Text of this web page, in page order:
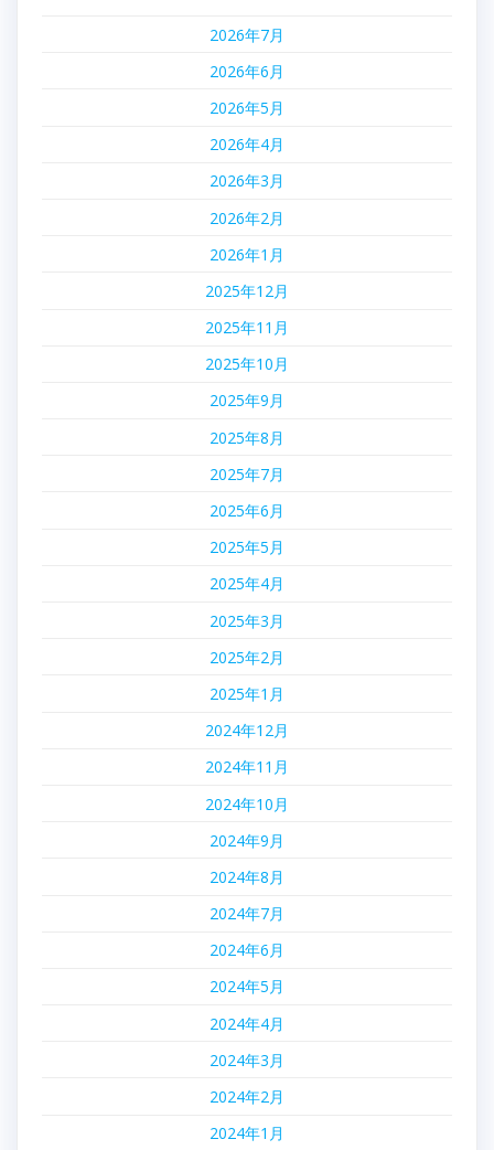
2026年7月
2026年6月
2026年5月
2026年4月
2026年3月
2026年2月
2026年1月
2025年12月
2025年11月
2025年10月
2025年9月
2025年8月
2025年7月
2025年6月
2025年5月
2025年4月
2025年3月
2025年2月
2025年1月
2024年12月
2024年11月
2024年10月
2024年9月
2024年8月
2024年7月
2024年6月
2024年5月
2024年4月
2024年3月
2024年2月
2024年1月